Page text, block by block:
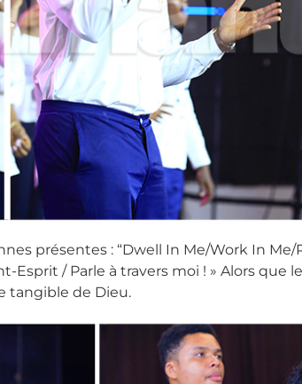
présentes : “Dwell In Me/Work In
/ Parle à travers moi ! » Alors que
tangible de Dieu.